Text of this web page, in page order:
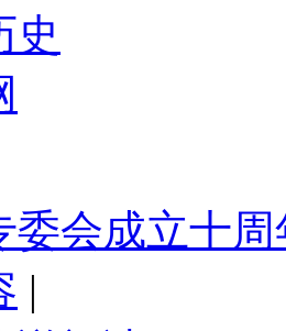
史
委会成立十周
|